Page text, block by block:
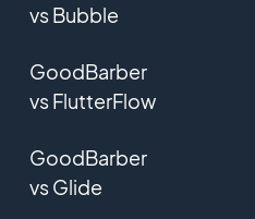
vs Bubble
GoodBarber
vs FlutterFlow
GoodBarber
vs Glide